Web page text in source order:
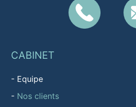
CABINET
- Equipe
- Nos clients